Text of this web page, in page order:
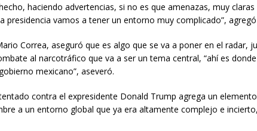
haciendo advertencias, si no es que amenazas, muy
presidencia vamos a tener un entorno muy complicado”, agregó
Correa, aseguró que es algo que se va a poner en el radar,
al narcotráfico que va a ser un tema central, “ahí es
mexicano”, aseveró.
contra el expresidente Donald Trump agrega un
a un entorno global que ya era altamente complejo e